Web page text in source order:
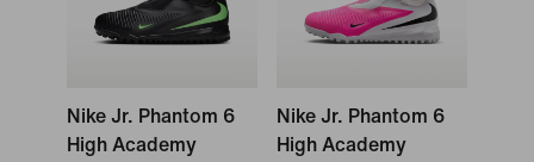
Nike Jr. Phantom 6
High Academy
Nike Jr. Phantom 6
High Academy